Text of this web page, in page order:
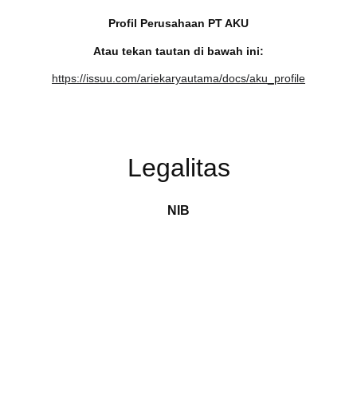
Profil Perusahaan PT AKU
Atau tekan tautan di bawah ini:
https://issuu.com/ariekaryautama/docs/aku_profile
Legalitas
NIB